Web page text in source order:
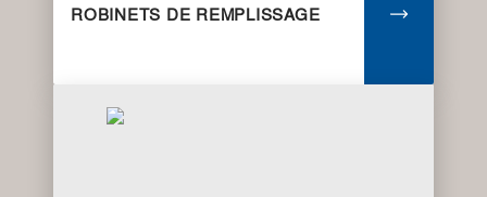
ROBINETS DE REMPLISSAGE